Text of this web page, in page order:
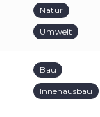
Natur
Umwelt
Bau
Innenausbau